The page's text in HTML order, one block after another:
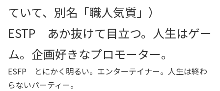
ていて、別名「職人気質」）
ESTP あか抜けて目立つ。人生はゲー
ム。企画好きなプロモーター。
ESFP とにかく明るい。エンターテイナー。人生は終わ
らないパーティー。